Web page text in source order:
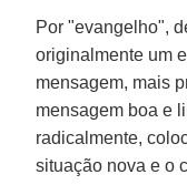
Por "evangelho",
originalmente um
mensagem, mais
mensagem boa e
radicalmente,
situação nova e o